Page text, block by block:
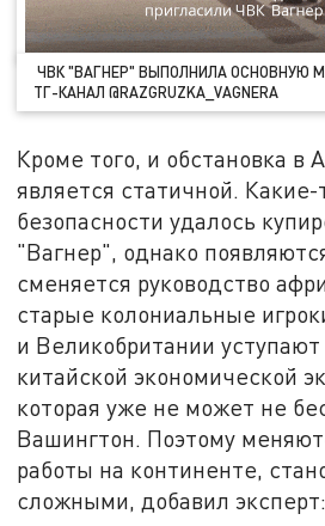
ЧВК "ВАГНЕР" ВЫПОЛНИЛА ОСНОВНУЮ
ТГ-КАНАЛ @RAZGRUZKA_VAGNERA
Кроме того, и обстановка в
является статичной. Какие-
безопасности удалось
"Вагнер", однако
сменяется руководство
старые колониальные
и Великобритании
китайской экономической
которая уже не может не
Вашингтон. Поэтому
работы на континенте,
сложными, добавил эксперт: